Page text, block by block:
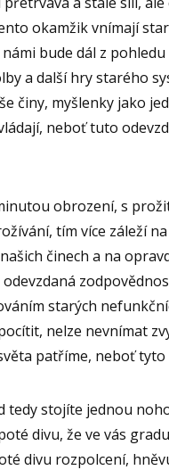
okamžik vnímají
bude dál z
a další hry starého
činy, myšlenky jako
neboť tuto
obrození, s
tím více záleží
činech a na
starých
nelze nevnímat
patříme, neboť tyto
tedy stojíte jednou
divu, že ve vás
divu rozpolcení,